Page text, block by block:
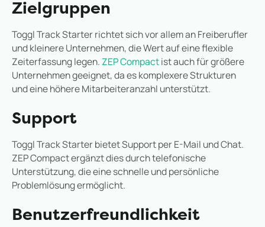
Zielgruppen
Toggl Track Starter richtet sich vor allem an Freiberufler
und kleinere Unternehmen, die Wert auf eine flexible
Zeiterfassung legen. ZEP Compactist auch für größere
Unternehmen geeignet, da es komplexere Strukturen
und eine höhere Mitarbeiteranzahl unterstützt.
Support
Toggl Track Starter bietet Support per E-Mail und Chat.
ZEP Compact ergänzt dies durch telefonische
Unterstützung, die eine schnelle und persönliche
Problemlösung ermöglicht.
Benutzerfreundlichkeit